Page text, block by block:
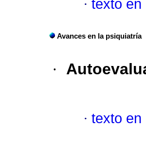
· texto en
Avances en la psiquiatría
·
· texto en